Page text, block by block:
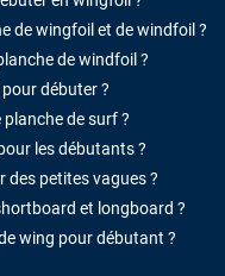
de wingfoil et de windfoil ?
de windfoil ?
débuter ?
de surf ?
les débutants ?
des petites vagues ?
et longboard ?
wing pour débutant ?